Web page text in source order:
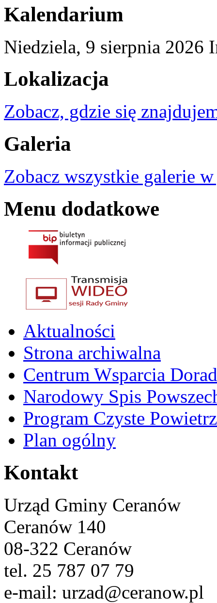
Kalendarium
Niedziela, 9 sierpnia 2026
Lokalizacja
Zobacz, gdzie się
Galeria
Zobacz wszystkie galerie
Menu dodatkowe
Aktualności
Strona archiwalna
Centrum Wsparcia
Narodowy Spis
Program Czyste
Plan ogólny
Kontakt
Urząd Gminy Ceranów
Ceranów 140
08-322 Ceranów
tel. 25 787 07 79
e-mail: urzad@ceranow.pl